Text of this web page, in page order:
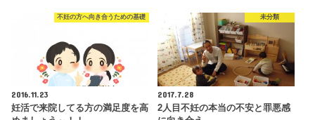
不妊の方へ向き合うための基礎
2016.11.23
妊活で来院してる方の満足度を高
未分類
2017.7.28
2人目不妊の本当の不安と罪悪感